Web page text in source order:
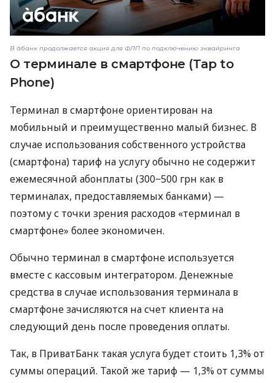
В àбанк продолжается акция для ФЛП по подключению эквайринга
О терминале в смартфоне (Tap to
Phone)
Терминал в смартфоне ориентирован на
мобильный и преимущественно малый бизнес. В
случае использования собственного устройства
(смартфона) тариф на услугу обычно не содержит
ежемесячной абонплаты (300−500 грн как в
терминалах, предоставляемых банками) —
поэтому с точки зрения расходов «терминал в
смартфоне» более экономичен.
Обычно терминал в смартфоне используется
вместе с кассовым интегратором. Денежные
средства в случае использования терминала в
смартфоне зачисляются на счет клиента на
следующий день после проведения оплаты.
Так, в ПриватБанк такая услуга будет стоить 1,3% от
суммы операций. Такой же тариф — 1,3% от суммы